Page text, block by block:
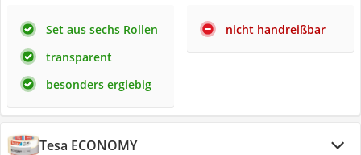
Set aus sechs Rollen
transparent
besonders ergiebig
nicht handreißbar
Tesa ECONOMY